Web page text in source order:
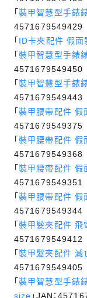
「裝甲智慧型手錶
4571679549429
「 ID卡夾配件 假
「裝甲智慧型手錶
4571679549450
「裝甲智慧型手錶
4571679549443
「裝甲腰帶配件 假
4571679549375
「裝甲腰帶配件 假
4571679549368
「裝甲腰帶配件 假
4571679549351
「裝甲腰帶配件 假
4571679549344
「裝甲髮夾配件
4571679549412
「裝甲髮夾配件
4571679549405
「裝甲智慧型手錶
size 」JAN：